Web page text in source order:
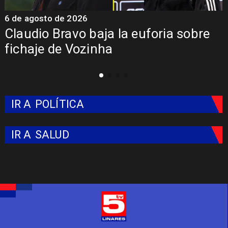
Presentación de Vozinha en Colo
Colo: Fecha, Estadio y Contrato
5 de agosto de 2026
IR A POLÍTICA
IR A SALUD